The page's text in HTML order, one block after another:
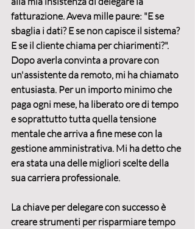
fatturazione. Aveva mille paure: "E se
sbaglia i dati? E se non capisce il sistema?
E se il cliente chiama per chiarimenti?".
Dopo averla convinta a provare con
un'assistente da remoto, mi ha chiamato
entusiasta. Per un importo minimo che
paga ogni mese, ha liberato ore di tempo
e soprattutto tutta quella tensione
mentale che arriva a fine mese con la
gestione amministrativa. Mi ha detto che
era stata una delle migliori scelte della
sua carriera professionale.
La chiave per delegare con successo è
creare strumenti per risparmiare tempo